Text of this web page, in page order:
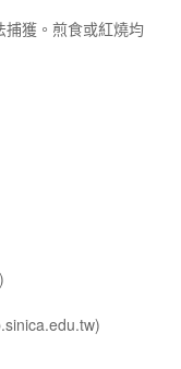
捕獲。煎食或紅燒均